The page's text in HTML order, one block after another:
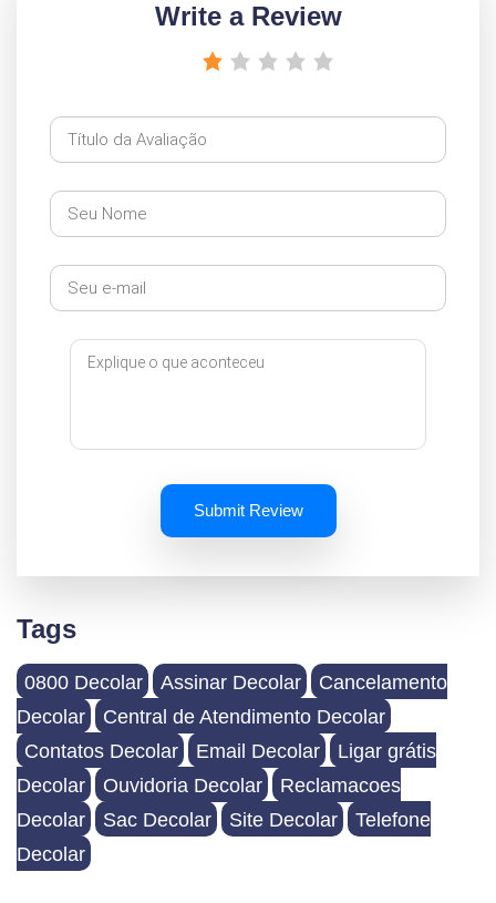
Write a Review
Submit Review
Tags
0800 Decolar Assinar Decolar
Cancelamento
Decolar
Central de Atendimento Decolar
Contatos Decolar
Email Decolar
Ligar grátis
Decolar
Ouvidoria Decolar
Reclamacoes
Decolar
Sac Decolar Site Decolar
Telefone
Decolar